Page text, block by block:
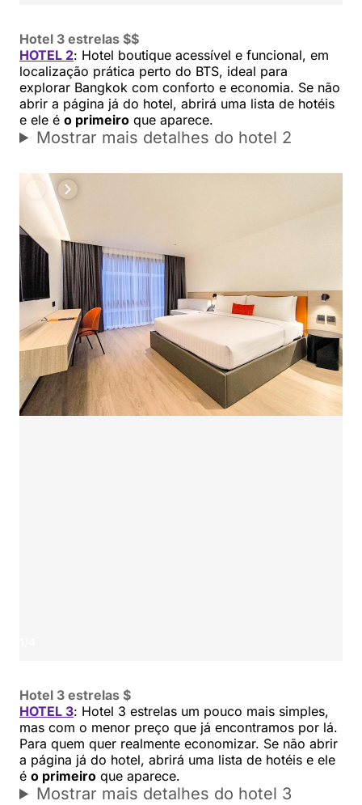
Hotel 3 estrelas $$
HOTEL 2: Hotel boutique acessível e funcional, em
localização prática perto do BTS, ideal para
explorar Bangkok com conforto e economia. Se não
abrir a página já do hotel, abrirá uma lista de hotéis
e ele é o primeiro que aparece.
Mostrar mais detalhes do hotel 2
Hotel 3 estrelas $
HOTEL 3: Hotel 3 estrelas um pouco mais simples,
mas com o menor preço que já encontramos por lá.
Para quem quer realmente economizar. Se não abrir
a página já do hotel, abrirá uma lista de hotéis e ele
é o primeiro que aparece.
Mostrar mais detalhes do hotel 3